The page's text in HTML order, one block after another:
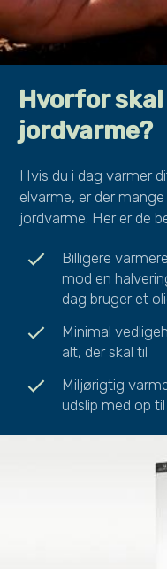
Hvorfor
jordvarme?
Hvis du i dag varmer
elvarme, er der
jordvarme. Her er de
check
Billigere
mod en
dag bruger et
check
Minimal
alt, der skal til
check
Miljørigtig
udslip med op til